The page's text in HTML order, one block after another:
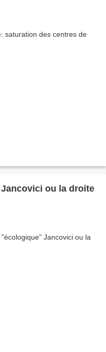
ou la droite